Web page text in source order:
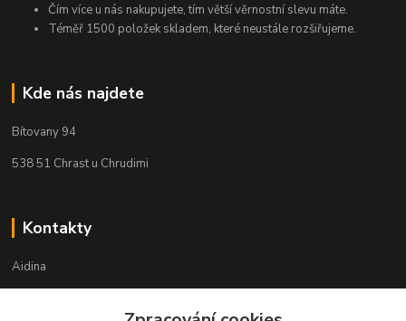
Čím více u nás nakupujete, tím větší věrnostní slevu máte.
Téměř 1500 položek skladem, které neustále rozšiřujeme.
Kde nás najdete
Bítovany 94
538 51 Chrast u Chrudimi
Kontakty
Aidina